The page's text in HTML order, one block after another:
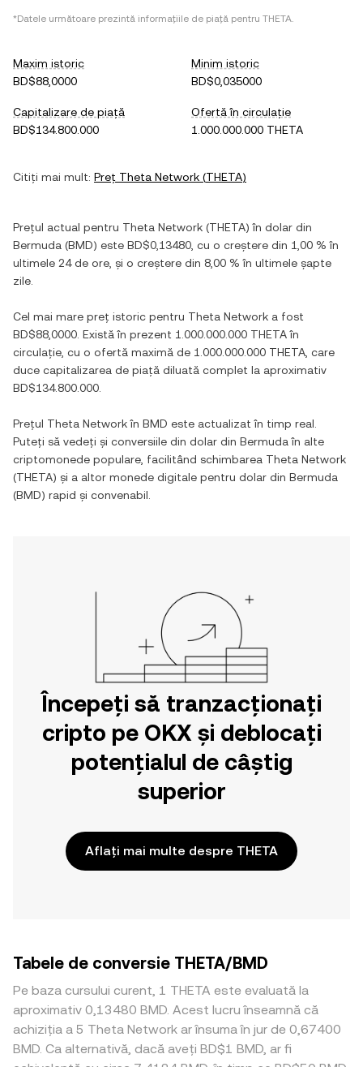
*Datele următoare prezintă informațiile de piață pentru THETA.
Maxim istoric
BD$88,0000
Minim istoric
BD$0,035000
Capitalizare de piață
BD$134.800.000
Ofertă în circulație
1.000.000.000 THETA
Citiți mai mult: Preț Theta Network (THETA)
Prețul actual pentru Theta Network (THETA) în dolar din
Bermuda (BMD) este BD$0,13480 , cu o creștere din 1,00 % în
ultimele 24 de ore, și o creștere din 8,00 % în ultimele șapte
zile.
Cel mai mare preț istoric pentru Theta Network a fost
BD$88,0000 . Există în prezent 1.000.000.000 THETAîn
circulație, cu o ofertă maximă de 1.000.000.000 THETA , care
duce capitalizarea de piață diluată complet la aproximativ
BD$134.800.000
Prețul Theta Networkîn BMD este actualizat în timp real.
Puteți să vedeți și conversiile din dolar din Bermuda în alte
criptomonede populare, facilitând schimbarea Theta Network
(THETA) și a altor monede digitale pentru dolar din Bermuda
(BMD) rapid și convenabil.
Începeți să tranzacționați
cripto pe OKX și deblocați
potențialul de câștig
superior
Aflați mai multe despre THETA
Tabele de conversie THETA/BMD
Pe baza cursului curent, 1 THETA este evaluată la
aproximativ 0,13480 BMD. Acest lucru înseamnă că
achiziția a 5 Theta Network ar însuma în jur de 0,67400
BMD. Ca alternativă, dacă aveți BD$1 BMD, ar fi